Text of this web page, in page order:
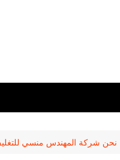
نحن شركة المهندس منسي